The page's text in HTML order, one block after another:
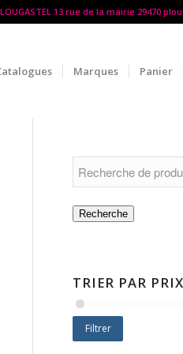
13 rue de la mairie 29470
Marques Panier
Recherche
TRIER PAR PRIX
Filtrer